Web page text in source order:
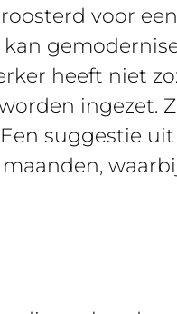
voor
heeft niet
ingezet.
suggestie